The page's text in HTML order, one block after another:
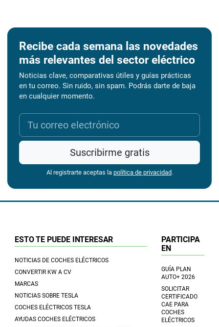
Recibe cada semana las novedades
más relevantes del sector eléctrico
Noticias clave, comparativas útiles y guías prácticas
en tu correo. Sin ruido, sin spam. Podrás darte de baja
en cualquier momento.
Suscribirme gratis
Al registrarte aceptas la política de privacidad.
ESTO TE PUEDE INTERESAR
NOTICIAS DE COCHES ELÉCTRICOS
CONVERTIR KW A CV
MARCAS
NOTICIAS SOBRE TESLA
COCHES ELÉCTRICOS TESLA
AYUDAS COCHES ELÉCTRICOS
PARTICIPA
EN
GUÍA PLAN
AUTO+ 2026
SOLICITAR
CERTIFICADO
CAE PARA
COCHES
ELÉCTRICOS